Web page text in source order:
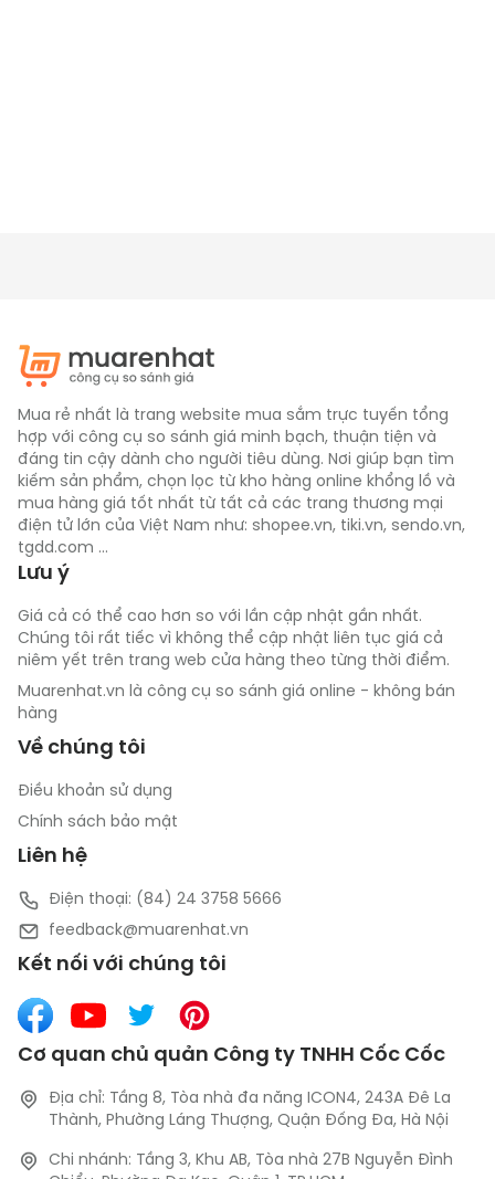
Mua rẻ nhất là trang website mua sắm trực tuyến tổng
hợp với công cụ so sánh giá minh bạch, thuận tiện và
đáng tin cậy dành cho người tiêu dùng. Nơi giúp bạn tìm
kiếm sản phẩm, chọn lọc từ kho hàng online khổng lồ và
mua hàng giá tốt nhất từ tất cả các trang thương mại
điện tử lớn của Việt Nam như: shopee.vn, tiki.vn, sendo.vn,
tgdd.com ...
Về chúng tôi
Điều khoản sử dụng
Chính sách bảo mật
Liên hệ
Điện thoại: (84) 24 3758 5666
feedback@muarenhat.vn
Kết nối với chúng tôi
Cơ quan chủ quản Công ty TNHH Cốc Cốc
Địa chỉ: Tầng 8, Tòa nhà đa năng ICON4, 243A Đê La
Thành, Phường Láng Thượng, Quận Đống Đa, Hà Nội
Chi nhánh: Tầng 3, Khu AB, Tòa nhà 27B Nguyễn Đình
Lưu ý
Giá cả có thể cao hơn so với lần cập nhật gần nhất.
Chúng tôi rất tiếc vì không thể cập nhật liên tục giá cả
niêm yết trên trang web cửa hàng theo từng thời điểm.
Muarenhat.vn là công cụ so sánh giá online - không bán
hàng